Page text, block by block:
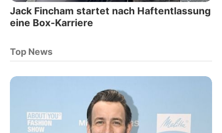
Jack Fincham startet nach Haftentlassung
eine Box-Karriere
Top News